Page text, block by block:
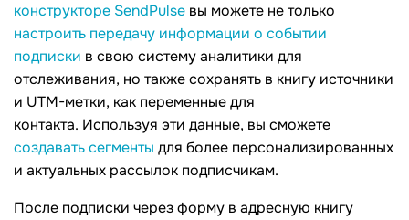
конструкторе SendPulse вы можете не только
настроить передачу информации о событии
подписки в свою систему аналитики для
отслеживания, но также сохранять в книгу источники
и UTM-метки, как переменные для
контакта. Используя эти данные, вы cможете
создавать сегменты для более персонализированных
и актуальных рассылок подписчикам.
После подписки через форму в адресную книгу